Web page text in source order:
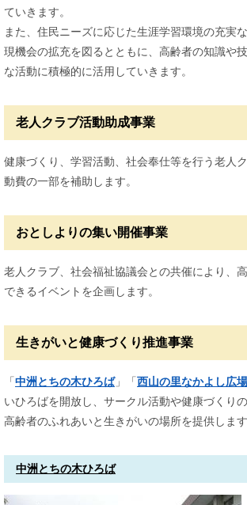
ていきます。
また、住民ニーズに応じた生涯学習環境の充実
現機会の拡充を図るとともに、高齢者の知識や
な活動に積極的に活用していきます。
老人クラブ活動助成事業
健康づくり、学習活動、社会奉仕等を行う老人
動費の一部を補助します。
おとしよりの集い開催事業
老人クラブ、社会福祉協議会との共催により、
できるイベントを企画します。
生きがいと健康づくり推進事業
「 中洲とちの木ひろば」「 西山の里なかよし広場
いひろばを開放し、サークル活動や健康づくり
高齢者のふれあいと生きがいの場所を提供します
中洲とちの木ひろば